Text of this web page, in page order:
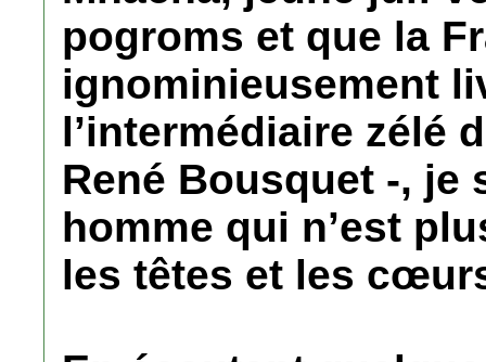
pogroms et que la
ignominieusement
l’intermédiaire zélé
René Bousquet -, je
homme qui n’est
les têtes et les